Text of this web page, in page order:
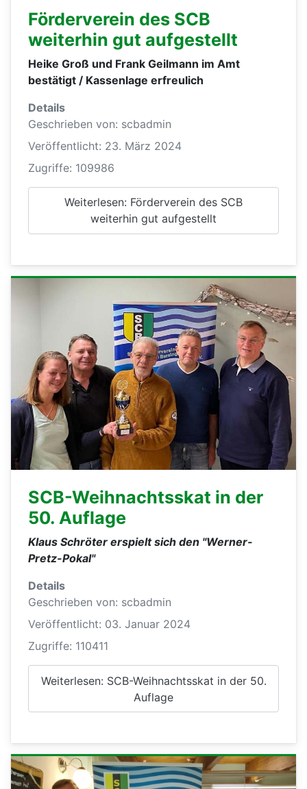
Förderverein des SCB
weiterhin gut aufgestellt
Heike Groß und Frank Geilmann im Amt
bestätigt / Kassenlage erfreulich
Details
Geschrieben von: scbadmin
Veröffentlicht: 23. März 2024
Zugriffe: 109986
Weiterlesen: Förderverein des SCB
weiterhin gut aufgestellt
SCB-Weihnachtsskat in der
50. Auflage
Klaus Schröter erspielt sich den "Werner-
Pretz-Pokal"
Details
Geschrieben von: scbadmin
Veröffentlicht: 03. Januar 2024
Zugriffe: 110411
Weiterlesen: SCB-Weihnachtsskat in der 50.
Auflage